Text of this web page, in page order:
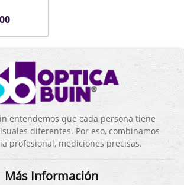
entendemos que cada persona tiene
diferentes. Por eso, combinamos
profesional, mediciones precisas.
Más Información